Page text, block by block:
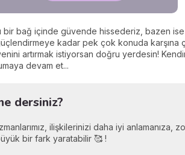
bağ içinde güvende hissederiz, bazen
kadar pek çok konuda karşına
artırmak istiyorsan doğru yerdesin!
devam et...
dersiniz?
ilişkilerinizi daha iyi anlamanıza,
bir fark yaratabilir 🥰 !